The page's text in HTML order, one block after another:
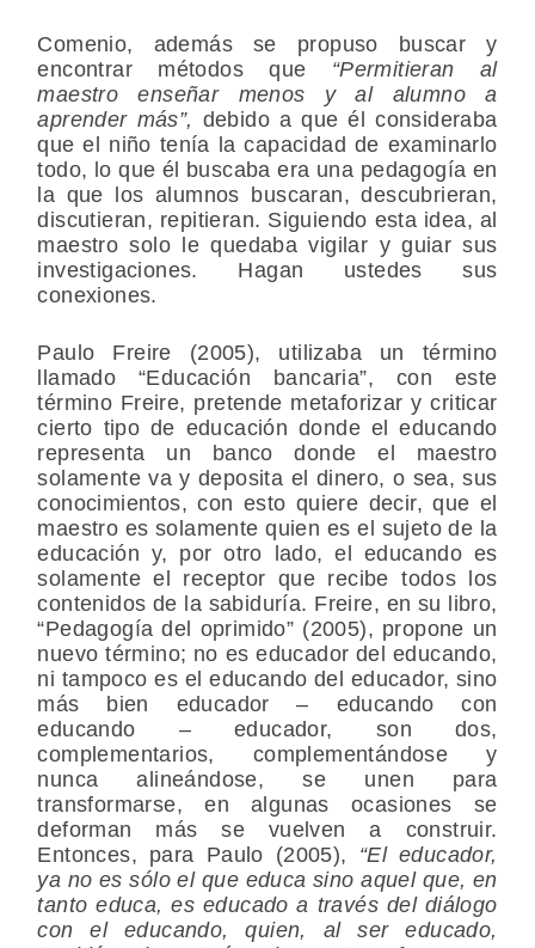
Comenio, además se propuso buscar y
encontrar métodos que “Permitieran al
maestro enseñar menos y al alumno a
aprender más”, debido a que él consideraba
que el niño tenía la capacidad de examinarlo
todo, lo que él buscaba era una pedagogía en
la que los alumnos buscaran, descubrieran,
discutieran, repitieran. Siguiendo esta idea, al
maestro solo le quedaba vigilar y guiar sus
investigaciones. Hagan ustedes sus
conexiones.
Paulo Freire (2005), utilizaba un término
llamado “Educación bancaria”, con este
término Freire, pretende metaforizar y criticar
cierto tipo de educación donde el educando
representa un banco donde el maestro
solamente va y deposita el dinero, o sea, sus
conocimientos, con esto quiere decir, que el
maestro es solamente quien es el sujeto de la
educación y, por otro lado, el educando es
solamente el receptor que recibe todos los
contenidos de la sabiduría. Freire, en su libro,
“Pedagogía del oprimido” (2005), propone un
nuevo término; no es educador del educando,
ni tampoco es el educando del educador, sino
más bien educador – educando con
educando – educador, son dos,
complementarios, complementándose y
nunca alineándose, se unen para
transformarse, en algunas ocasiones se
deforman más se vuelven a construir.
Entonces, para Paulo (2005), “El educador,
ya no es sólo el que educa sino aquel que, en
tanto educa, es educado a través del diálogo
con el educando, quien, al ser educado,